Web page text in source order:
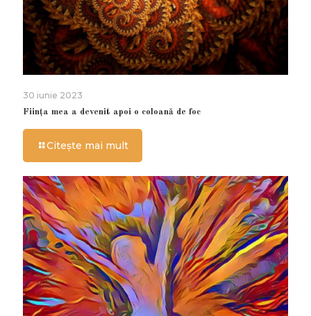
30 iunie 2023
Ființa mea a devenit apoi o coloană de foc
Citește mai mult